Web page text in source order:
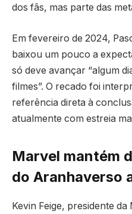
dos fãs, mas parte das
Em fevereiro de 2024,
baixou um pouco a
só deve avançar “algum
filmes”. O recado foi
referência direta à
atualmente com estreia
Marvel mantém
do Aranhaverso
Kevin Feige, presidente